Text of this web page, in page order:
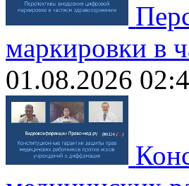
маркировки в
01.08.2026